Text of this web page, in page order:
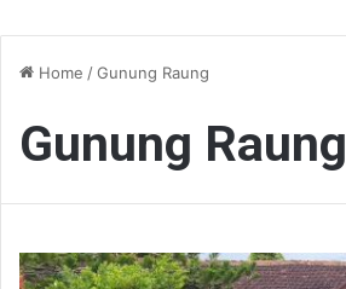
Home /Gunung Raung
Gunung Raung